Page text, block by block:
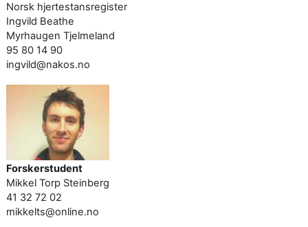
Norsk hjertestansregister
Ingvild Beathe
Myrhaugen Tjelmeland
95 80 14 90
ingvild@nakos.no
Forskerstudent
Mikkel Torp Steinberg
41 32 72 02
mikkelts@online.no